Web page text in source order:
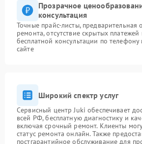
Прозрачное
консультация
Точные прайс-листы, предварительная
ремонта, отсутствие скрытых
бесплатной консультации по
сайте
Широкий спектр услуг
Сервисный центр Juki обеспечивает
всей РФ, бесплатную диагностику и
включая срочный ремонт. Клиенты
статус ремонта онлайн. Также
постгарантийное обслуживание для